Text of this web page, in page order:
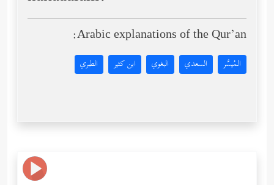
Arabic explanations of the Qur’an:
المُيسَّر السعدي البغوي ابن كثير الطبري